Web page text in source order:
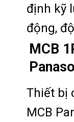
định kỹ
động,
MCB
Thiết bị
MCB